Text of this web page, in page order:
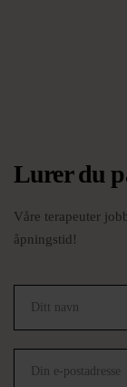
Lurer du
Våre terapeuter
åpningstid!